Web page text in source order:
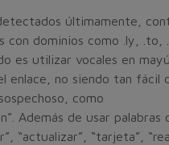
últimamente,
con dominios como .ly, .to,
es utilizar vocales en
enlace, no siendo tan fácil
como
Además de usar palabras
“actualizar”, “tarjeta”,